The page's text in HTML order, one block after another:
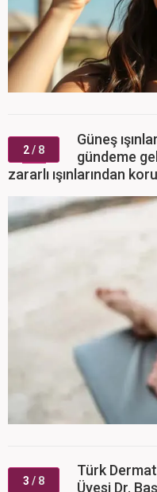
2/ 8
Güneş
gündeme
zararlı ışınlarından
3 / 8
Türk
Üyesi Dr.